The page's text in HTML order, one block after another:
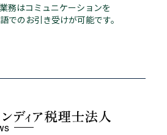
務はコミュニケーションを
でのお引き受けが可能です。